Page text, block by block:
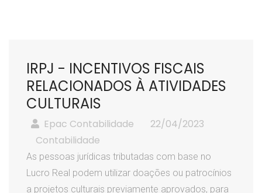
IRPJ - INCENTIVOS FISCAIS
RELACIONADOS À ATIVIDADES
CULTURAIS
Epac Contabilidade
22/04/2023
Contabilidade
As pessoas jurídicas tributadas com base no
Lucro Real podem utilizar doações ou patrocínios
a projetos culturais previamente aprovados, para